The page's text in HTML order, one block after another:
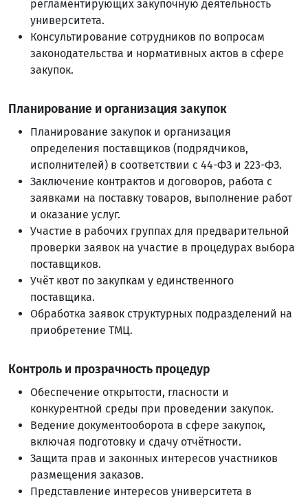
регламентирующих закупочную деятельность
университета.
Консультирование сотрудников по вопросам
законодательства и нормативных актов в сфере
закупок.
Планирование и организация закупок
Планирование закупок и организация
определения поставщиков (подрядчиков,
исполнителей) в соответствии с 44-ФЗ и 223-ФЗ.
Заключение контрактов и договоров, работа с
заявками на поставку товаров, выполнение работ
и оказание услуг.
Участие в рабочих группах для предварительной
проверки заявок на участие в процедурах выбора
поставщиков.
Учёт квот по закупкам у единственного
поставщика.
Обработка заявок структурных подразделений на
приобретение ТМЦ.
Контроль и прозрачность процедур
Обеспечение открытости, гласности и
конкурентной среды при проведении закупок.
Ведение документооборота в сфере закупок,
включая подготовку и сдачу отчётности.
Защита прав и законных интересов участников
размещения заказов.
Представление интересов университета в